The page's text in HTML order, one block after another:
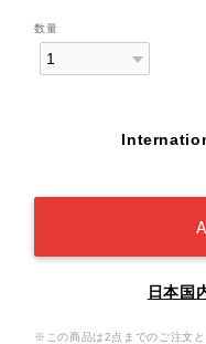
数量
日本国
※この商品は2点までのご注文と